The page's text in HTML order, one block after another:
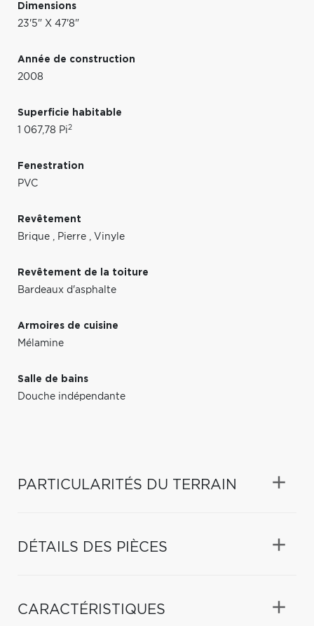
Dimensions
23'5" X 47'8"
Année de construction
2008
Superficie habitable
1 067,78 Pi2
Fenestration
PVC
Revêtement
Brique , Pierre , Vinyle
Revêtement de la toiture
Bardeaux d'asphalte
Armoires de cuisine
Mélamine
Salle de bains
Douche indépendante
PARTICULARITÉS DU TERRAIN
DÉTAILS DES PIÈCES
CARACTÉRISTIQUES